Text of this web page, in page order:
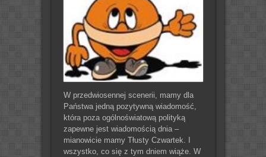
W przedwiosennej scenerii, mamy dla
Państwa jedną pozytywną wiadomość,
która poza ogólnoświatową polityką
zapewne jest wiadomością dnia –
mianowicie mamy Tłusty Czwartek. I
wszystko, co się z tym dniem wiąże. W